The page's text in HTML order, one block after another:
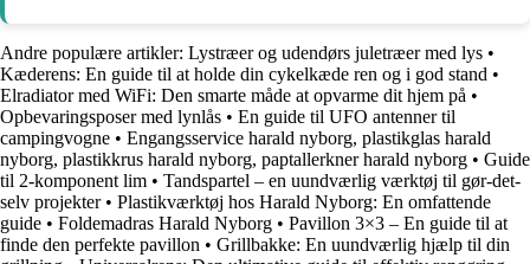
Andre populære artikler: Lystræer og udendørs juletræer med lys •
Kæderens: En guide til at holde din cykelkæde ren og i god stand •
Elradiator med WiFi: Den smarte måde at opvarme dit hjem på •
Opbevaringsposer med lynlås • En guide til UFO antenner til
campingvogne • Engangsservice harald nyborg, plastikglas harald
nyborg, plastikkrus harald nyborg, paptallerkner harald nyborg • Guide
til 2-komponent lim • Tandspartel – en uundværlig værktøj til gør-det-
selv projekter• Plastikværktøj hos Harald Nyborg: En omfattende
guide • Foldemadras Harald Nyborg • Pavillon 3×3 – En guide til at
finde den perfekte pavillon • Grillbakke: En uundværlig hjælp til din